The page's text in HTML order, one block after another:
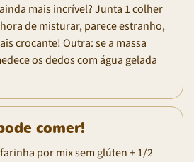
mais incrível? Junta 1 colher
de misturar, parece estranho,
crocante! Outra: se a massa
os dedos com água gelada
comer!
por mix sem glúten + 1/2